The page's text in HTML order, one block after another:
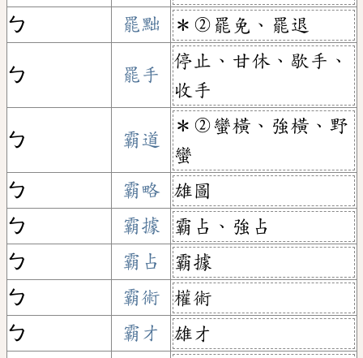
ㄅ
罷黜 ＊②罷免、罷退
ㄅ 罷手
停止、甘休、歇手、
收手
ㄅ 霸道
＊②蠻橫、強橫、野
蠻
ㄅ
霸略
雄圖
ㄅ
霸據
霸占、強占
ㄅ
霸占
霸據
ㄅ
霸術
權術
ㄅ
霸才
雄才